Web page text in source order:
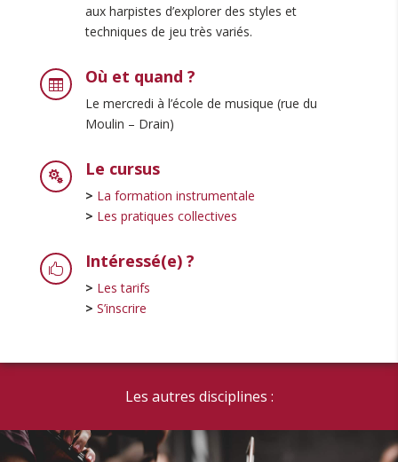
aux harpistes d’explorer des styles et
techniques de jeu très variés.
 Où et quand ?
Le mercredi à l’école de musique (rue du
Moulin – Drain)
 Le cursus
> La formation instrumentale
> Les pratiques collectives
 Intéressé(e) ?
> Les tarifs
> S’inscrire
Les autres disciplines :